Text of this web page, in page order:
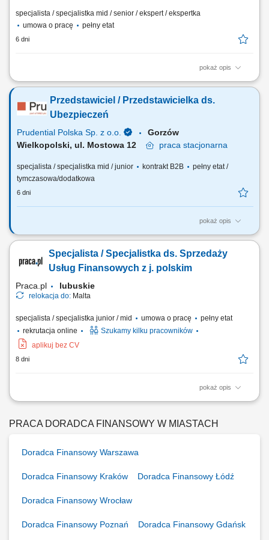
specjalista / specjalistka mid / senior / ekspert / ekspertka
umowa o pracę
pełny etat
6 dni
pokaż opis
Analiza potrzeb finansowych klientów indywidualnych oraz sektora MŚP
nowych klientów oraz budowanie długoterminowych relacji
biznesowych; Sprzedaż produktów i usług bankowych, w tym funduszy
Przedstawiciel / Przedstawicielka ds.
Ubezpieczeń
Prudential Polska Sp. z o.o.
Gorzów
Wielkopolski, ul. Mostowa 12
praca stacjonarna
specjalista / specjalistka mid / junior kontrakt B2B
pełny etat /
tymczasowa/dodatkowa
6 dni
pokaż opis
Twój zakres obowiązków: budowanie własnego biznesu przy wsparciu
organizacja własnej aktywności i kalendarza spotkań.
Specjalista / Specjalistka ds. Sprzedaży
Usług Finansowych z j. polskim
Praca.pl lubuskie
relokacja do: Malta
specjalista / specjalistka junior / mid umowa o pracę
pełny etat
rekrutacja online
Szukamy kilku pracowników
aplikuj bez CV
8 dni
pokaż opis
Zakres obowiązków: Telefoniczny kontakt z klientami zainteresowanymi
edukacji finansowej. Budowanie długofalowych relacji z klientami.
PRACA DORADCA FINANSOWY W MIASTACH
Doradca Finansowy Warszawa
Doradca Finansowy Kraków Doradca Finansowy Łódź
Doradca Finansowy Wrocław
Doradca Finansowy Poznań Doradca Finansowy Gdańsk